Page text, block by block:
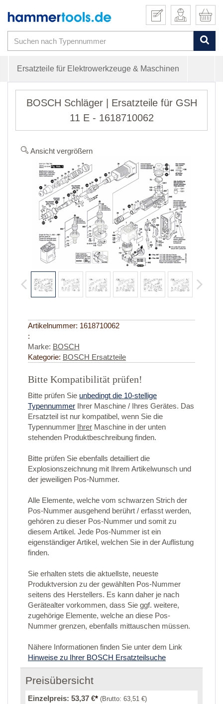
Ersatzteile für Elektrowerkzeuge & Maschinen
BOSCH Schläger | Ersatzteile für GSH
11 E - 1618710062
Ansicht vergrößern
Artikelnummer: 1618710062
:
Marke: BOSCH
Kategorie: BOSCH Ersatzteile
Bitte Kompatibilität prüfen!
Bitte prüfen Sie unbedingt die 10-stellige
Typennummer Ihrer Maschine / Ihres Gerätes. Das
Ersatzteil ist nur kompatibel, wenn Sie die
Typennummer Ihrer Maschine in der unten
stehenden Produktbeschreibung finden.
Bitte prüfen Sie ebenfalls detailliert die
Explosionszeichnung mit Ihrem Artikelwunsch und
der jeweiligen Pos-Nummer.
Alle Elemente, welche vom schwarzen Strich der
Pos-Nummer ausgehend berührt / erfasst werden,
gehören zu dieser Pos-Nummer und somit zu
diesem Artikel. Jede Pos-Nummer ist ein
eigenständiger Artikel, welchen Sie in der Auflistung
finden.
Sie erhalten stets die aktuellste, neueste
Produktversion zu der gewählten Pos-Nummer
seitens des Herstellers. Es kann daher je nach
Gerätealter vorkommen, dass Sie ggf. weitere,
zugehörige Elemente, welche an diese Pos-
Nummer grenzen, ebenfalls mittauschen müssen.
Nähere Informationen finden Sie unter dem Link
Hinweise zu Ihrer BOSCH Ersatzteilsuche
Preisübersicht
Einzelpreis: 53,37 €* (Brutto: 63,51 €)